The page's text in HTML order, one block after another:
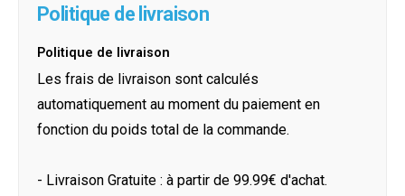
Politique de livraison
Politique de livraison
Les frais de livraison sont calculés
automatiquement au moment du paiement en
fonction du poids total de la commande.
- Livraison Gratuite : à partir de 99.99€ d'achat.